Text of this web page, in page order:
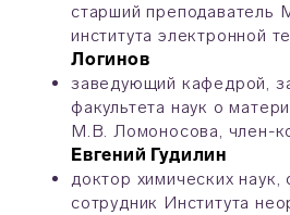
старший преподаватель
института электронной
Логинов
заведующий кафедрой,
факультета наук о
М.В. Ломоносова, член-
Евгений Гудилин
доктор химических наук,
сотрудник Института